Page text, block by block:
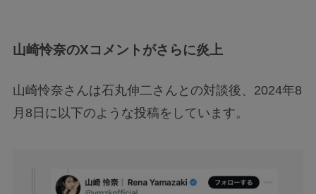
山崎怜奈のXコメントがさらに炎上
山崎怜奈さんは石丸伸二さんとの対談後、2024年8
月8日に以下のような投稿をしています。